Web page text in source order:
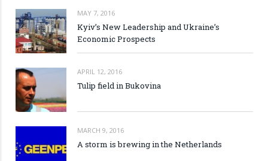
MAY 7, 2016
Kyiv’s New Leadership and Ukraine’s
Economic Prospects
APRIL 12, 2016
Tulip field in Bukovina
MARCH 9, 2016
A storm is brewing in the Netherlands